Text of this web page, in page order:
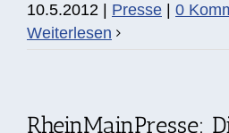
10.5.2012 Presse
0
Weiterlesen
RheinMainPresse: